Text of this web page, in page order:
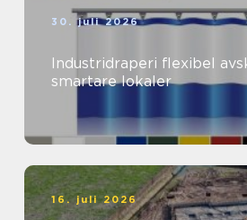
30. juli 2026
Industridraperi flexibel avskärmning för
smartare lokaler
16. juli 2026